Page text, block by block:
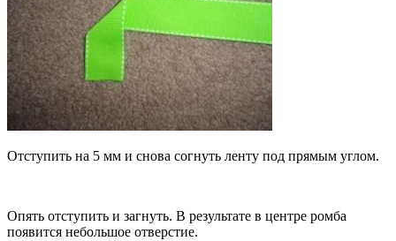
Отступить на 5 мм и снова согнуть ленту под прямым углом.
Опять отступить и загнуть. В результате в центре ромба
появится небольшое отверстие.